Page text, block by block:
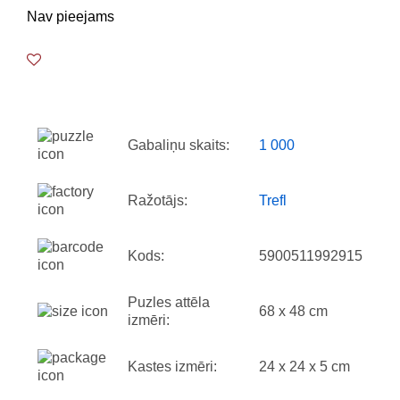
Nav pieejams
Gabaliņu skaits: 1 000
Ražotājs: Trefl
Kods: 5900511992915
Puzles attēla
izmēri:
68 x 48 cm
Kastes izmēri: 24 x 24 x 5 cm